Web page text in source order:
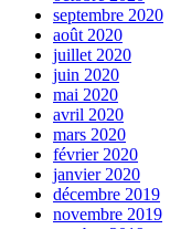
septembre 2020
août 2020
juillet 2020
juin 2020
mai 2020
avril 2020
mars 2020
février 2020
janvier 2020
décembre 2019
novembre 2019